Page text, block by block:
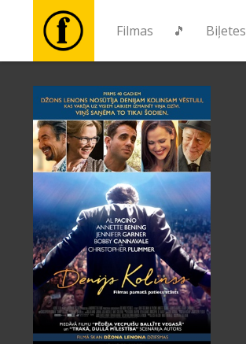
Filmas 🎵 Biļetes
Filmas
🎵
Biļetes
Kultūra
Pasākumi
Ziņas